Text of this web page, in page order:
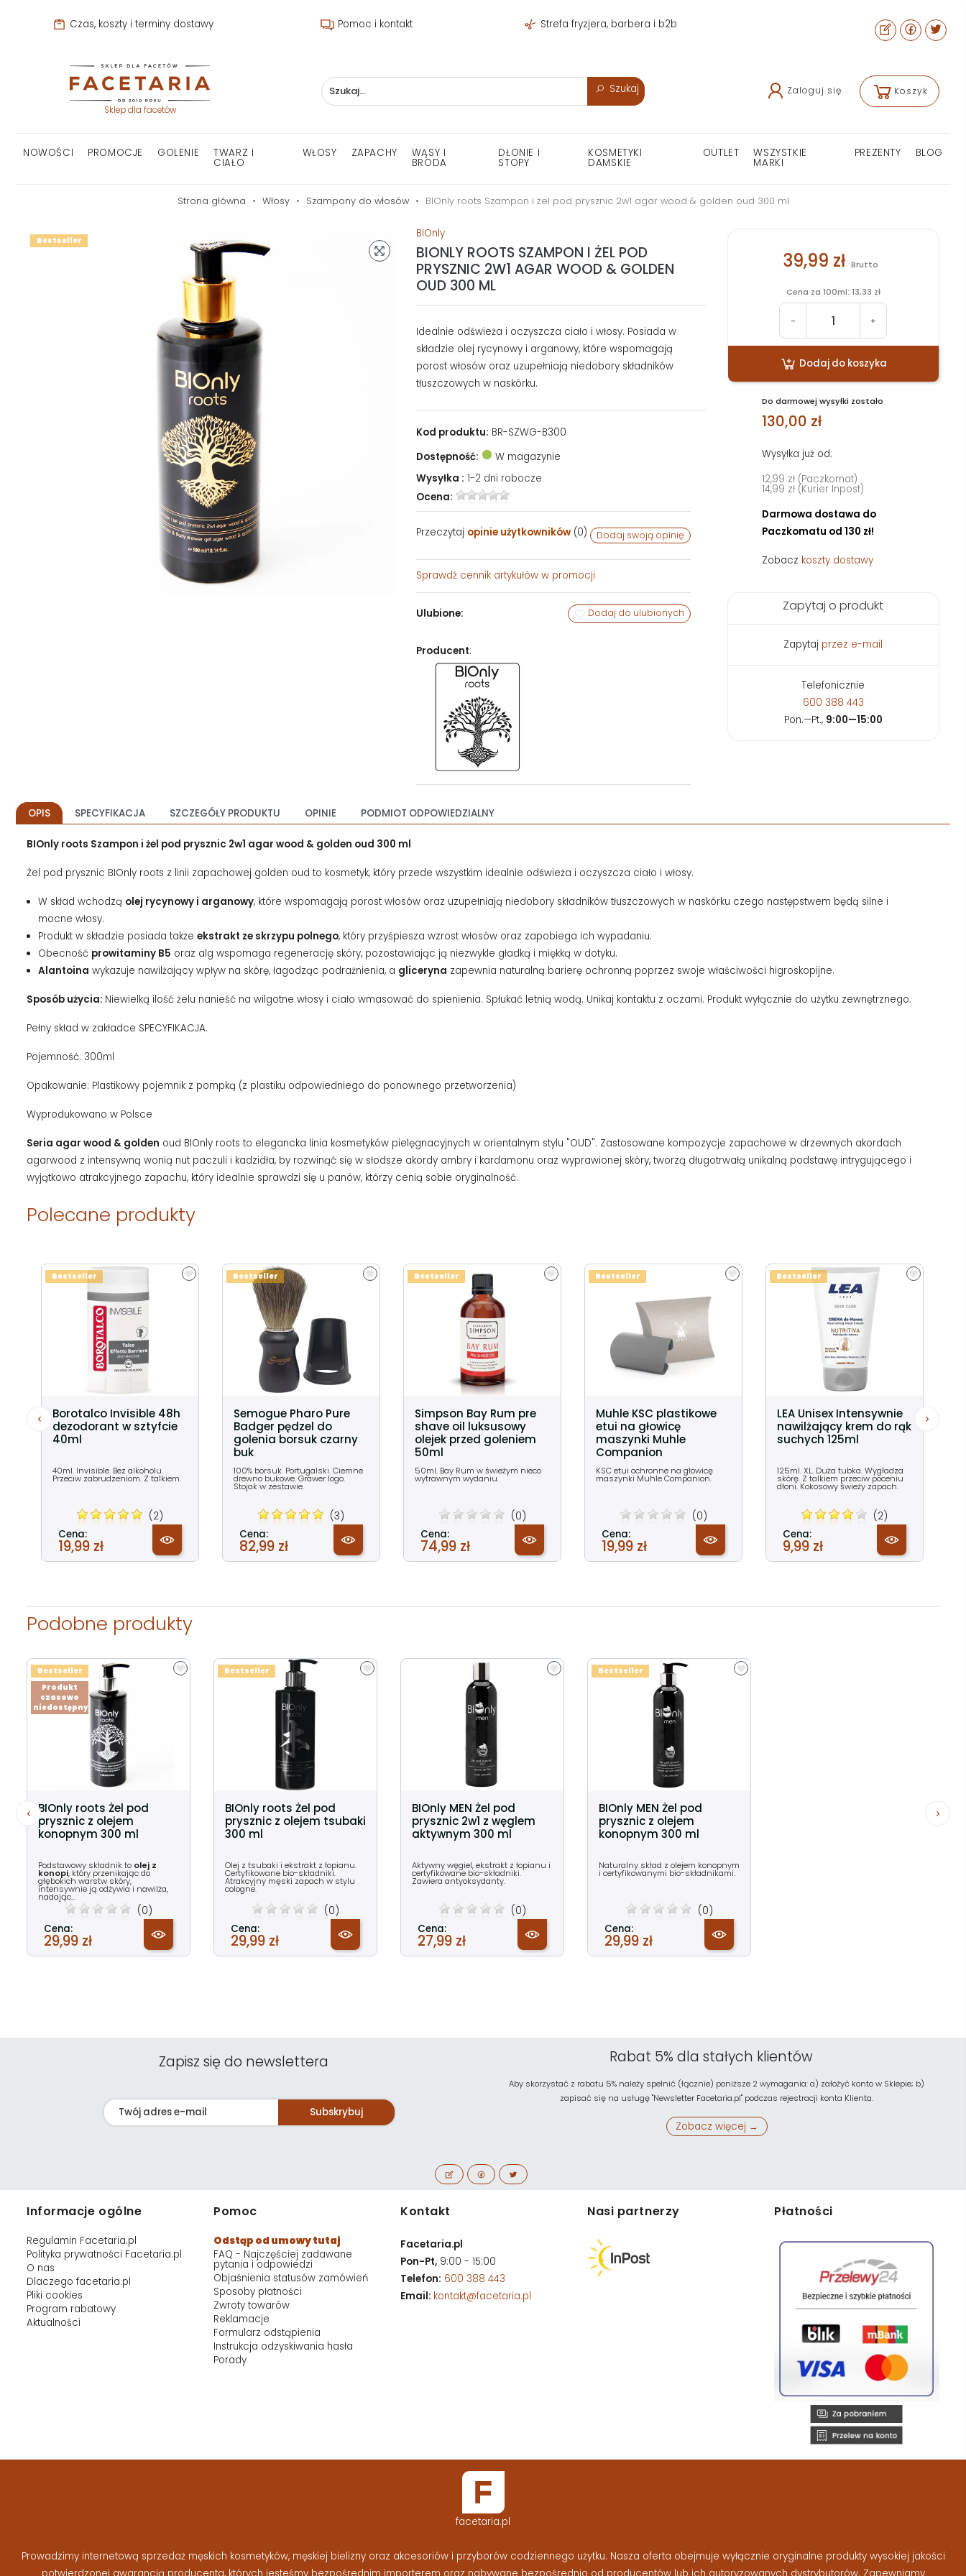
Czas, koszty i terminy dostawy Pomoc i kontakt Strefa fryzjera, barbera i b2b
Sklep dla facetów
Szukaj Zaloguj się Koszyk
NOWOŚCI PROMOCJE GOLENIE TWARZ I
CIAŁO
WŁOSY ZAPACHY WĄSY I
BRODA
DŁONIE I
STOPY
KOSMETYKI
DAMSKIE
OUTLET WSZYSTKIE
MARKI
PREZENTY BLOG
Strona główna Włosy Szampony do włosów BIOnly roots Szampon i żel pod prysznic 2w1 agar wood & golden oud 300 ml
Bestseller
BIOnly
BIONLY ROOTS SZAMPON I ŻEL POD
PRYSZNIC 2W1 AGAR WOOD & GOLDEN
OUD 300 ML
Idealnie odświeża i oczyszcza ciało i włosy. Posiada w
składzie olej rycynowy i arganowy, które wspomagają
porost włosów oraz uzupełniają niedobory składników
tłuszczowych w naskórku.
Kod produktu: BR-SZWG-B300
Dostępność:
W magazynie
Wysyłka : 1-2 dni robocze
Ocena:
Przeczytaj opinie użytkowników(0) Dodaj swoją opinię
Sprawdź cennik artykułów w promocji
Ulubione: Dodaj do ulubionych
Producent:
39,99 zł Brutto
Cena za 100ml: 13,33 zł
- +
Dodaj do koszyka
Do darmowej wysyłki zostało
130,00 zł
Wysyłka już od:
12,99 zł (Paczkomat)
14,99 zł (Kurier Inpost)
Darmowa dostawa do
Paczkomatu od 130 zł!
Zobacz koszty dostawy
Zapytaj o produkt
Zapytaj przez e-mail
Telefonicznie
600 388 443
Pon.—Pt., 9:00—15:00
OPIS SPECYFIKACJA SZCZEGÓŁY PRODUKTU OPINIE PODMIOT ODPOWIEDZIALNY
BIOnly roots Szampon i żel pod prysznic 2w1 agar wood & golden oud 300 ml
Żel pod prysznic BIOnly roots z linii zapachowej golden oud to kosmetyk, który przede wszystkim idealnie odświeża i oczyszcza ciało i włosy.
W skład wchodzą olej rycynowy i arganowy, które wspomagają porost włosów oraz uzupełniają niedobory składników tłuszczowych w naskórku czego następstwem będą silne i
mocne włosy.
Produkt w składzie posiada także ekstrakt ze skrzypu polnego, który przyśpiesza wzrost włosów oraz zapobiega ich wypadaniu.
Obecność prowitaminy B5 oraz alg wspomaga regenerację skóry, pozostawiając ją niezwykle gładką i miękką w dotyku.
Alantoina wykazuje nawilżający wpływ na skórę, łagodząc podrażnienia, a gliceryna zapewnia naturalną barierę ochronną poprzez swoje właściwości higroskopijne.
Sposób użycia: Niewielką ilość żelu nanieść na wilgotne włosy i ciało wmasować do spienienia. Spłukać letnią wodą. Unikaj kontaktu z oczami. Produkt wyłącznie do użytku zewnętrznego.
Pełny skład w zakładce SPECYFIKACJA.
Pojemność: 300ml
Opakowanie: Plastikowy pojemnik z pompką (z plastiku odpowiedniego do ponownego przetworzenia)
Wyprodukowano w Polsce
Seria agar wood & golden oud BIOnly roots to elegancka linia kosmetyków pielęgnacyjnych w orientalnym stylu "OUD". Zastosowane kompozycje zapachowe w drzewnych akordach
agarwood z intensywną wonią nut paczuli i kadzidła, by rozwinąć się w słodsze akordy ambry i kardamonu oraz wyprawionej skóry, tworzą długotrwałą unikalną podstawę intrygującego i
wyjątkowo atrakcyjnego zapachu, który idealnie sprawdzi się u panów, którzy cenią sobie oryginalność.
Polecane produkty
Borotalco Invisible 48h
dezodorant w sztyfcie
40ml
40ml. Invisible. Bez alkoholu.
Przeciw zabrudzeniom. Z talkiem.
(2)
Cena:
19,99 zł
Bestseller
Semogue Pharo Pure
Badger pędzel do
golenia borsuk czarny
buk
100% borsuk. Portugalski. Ciemne
drewno bukowe. Grawer logo.
Stojak w zestawie.
(3)
Cena:
82,99 zł
Bestseller
Simpson Bay Rum pre
shave oil luksusowy
olejek przed goleniem
50ml
50ml. Bay Rum w świeżym nieco
wytrawnym wydaniu.
(0)
Cena:
74,99 zł
Bestseller
Muhle KSC plastikowe
etui na głowicę
maszynki Muhle
Companion
KSC etui ochronne na głowicę
maszynki Muhle Companion.
(0)
Cena:
19,99 zł
Bestseller
LEA Unisex Intensywnie
nawilżający krem do rąk
suchych 125ml
125ml. XL. Duża tubka. Wygładza
skórę. Z talkiem przeciw poceniu
dłoni. Kokosowy świeży zapach.
(2)
Cena:
9,99 zł
Bestseller
Podobne produkty
BIOnly roots Żel pod
prysznic z olejem
konopnym 300 ml
Podstawowy składnik to olej z
konopi, który przenikając do
głębokich warstw skóry,
intensywnie ją odżywia i nawilża,
nadając...
(0)
Cena:
29,99 zł
Produkt
czasowo
niedostępny
Bestseller
BIOnly roots Żel pod
prysznic z olejem tsubaki
300 ml
Olej z tsubaki i ekstrakt z łopianu.
Certyfikowane bio-składniki.
Atrakcyjny męski zapach w stylu
cologne.
(0)
Cena:
29,99 zł
Bestseller
BIOnly MEN Żel pod
prysznic 2w1 z węglem
aktywnym 300 ml
Aktywny węgiel, ekstrakt z łopianu i
certyfikowane bio-składniki.
Zawiera antyoksydanty.
(0)
Cena:
27,99 zł
BIOnly MEN Żel pod
prysznic z olejem
konopnym 300 ml
Naturalny skład z olejem konopnym
i certyfikowanymi bio-składnikami.
(0)
Cena:
29,99 zł
Bestseller
Zapisz się do newslettera
Subskrybuj
Rabat 5% dla stałych klientów
Aby skorzystać z rabatu 5% należy spełnić (łącznie) poniższe 2 wymagania: a) założyć konto w Sklepie; b)
zapisać się na usługę "Newsletter Facetaria.pl" podczas rejestracji konta Klienta.
Zobacz więcej →
Informacje ogólne
Regulamin Facetaria.pl
Polityka prywatności Facetaria.pl
O nas
Dlaczego facetaria.pl
Pliki cookies
Program rabatowy
Aktualności
Pomoc
Odstąp od umowy tutaj
FAQ - Najczęściej zadawane
pytania i odpowiedzi
Objaśnienia statusów zamówień
Sposoby płatności
Zwroty towarów
Reklamacje
Formularz odstąpienia
Instrukcja odzyskiwania hasła
Porady
Kontakt
Facetaria.pl
Pon-Pt, 9:00 - 15:00
Telefon: 600 388 443
Email: kontakt@facetaria.pl
Nasi partnerzy Płatności
facetaria.pl
Prowadzimy internetową sprzedaż męskich kosmetyków, męskiej bielizny oraz akcesoriów i przyborów codziennego użytku. Nasza oferta obejmuje wyłącznie oryginalne produkty wysokiej jakości
potwierdzonej gwarancją producenta, których jesteśmy bezpośrednim importerem oraz nabywane bezpośrednio od producentów lub ich autoryzowanych dystrybutorów. Zapewniamy